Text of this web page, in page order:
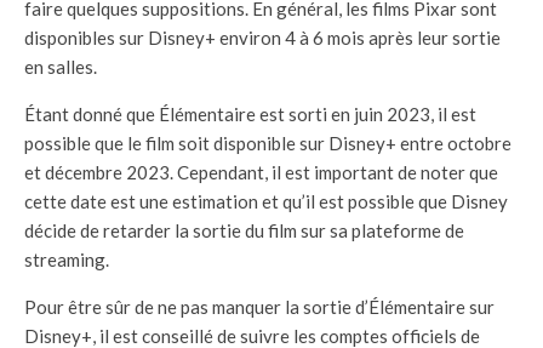
faire quelques suppositions. En général, les films Pixar sont
disponibles sur Disney+ environ 4 à 6 mois après leur sortie
en salles.
Étant donné que Élémentaire est sorti en juin 2023, il est
possible que le film soit disponible sur Disney+ entre octobre
et décembre 2023. Cependant, il est important de noter que
cette date est une estimation et qu’il est possible que Disney
décide de retarder la sortie du film sur sa plateforme de
streaming.
Pour être sûr de ne pas manquer la sortie d’Élémentaire sur
Disney+, il est conseillé de suivre les comptes officiels de